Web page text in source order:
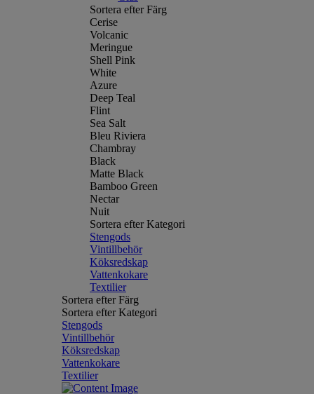
Sortera efter Färg
Cerise
Volcanic
Meringue
Shell Pink
White
Azure
Deep Teal
Flint
Sea Salt
Bleu Riviera
Chambray
Black
Matte Black
Bamboo Green
Nectar
Nuit
Sortera efter Kategori
Stengods
Vintillbehör
Köksredskap
Vattenkokare
Textilier
Sortera efter Färg
Sortera efter Kategori
Stengods
Vintillbehör
Köksredskap
Vattenkokare
Textilier